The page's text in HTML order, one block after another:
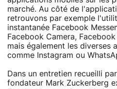
marché. Au côté de
retrouvons par exemple
instantanée Facebook
Facebook Camera,
mais également les diverses
comme Instagram ou
Dans un entretien recueilli
fondateur Mark Zuckerberg